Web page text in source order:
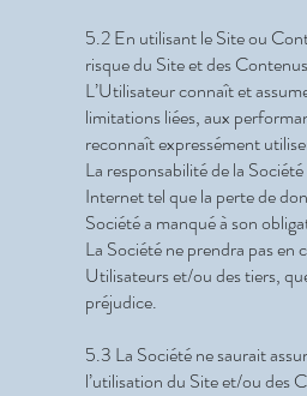
5.2 En utilisant le Site ou
risque du Site et des
L’Utilisateur connaît et
limitations liées, aux
reconnaît expressément
La responsabilité de la
Internet tel que la perte de
Société a manqué à son
La Société ne prendra pas en
Utilisateurs et/ou des tiers,
préjudice.
5.3 La Société ne saurait
l’utilisation du Site et/ou des